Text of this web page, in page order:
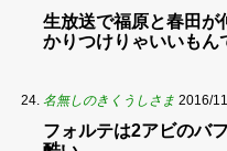
生放送で福原と春田が
かりつけりゃいいもん
名無しのきくうしさま 2016/
フォルテは2アビのバ